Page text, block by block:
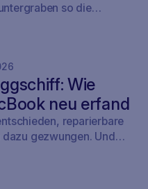
so die
Wie
neu erfand
reparierbare
gezwungen. Und